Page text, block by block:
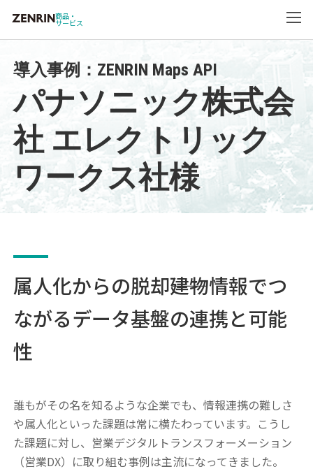
商品・
サービス
導入事例：ZENRIN Maps API
パナソニック株式会
社 エレクトリック
ワークス社様
属人化からの脱却――建物情報でつ
ながるデータ基盤の連携と可能
性
誰もがその名を知るような企業でも、情報連携の難しさ
や属人化といった課題は常に横たわっています。こうし
た課題に対し、営業デジタルトランスフォーメーション
（営業DX）に取り組む事例は主流になってきました。